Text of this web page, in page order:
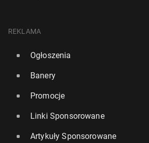
REKLAMA
Ogłoszenia
Banery
Promocje
Linki Sponsorowane
Artykuły Sponsorowane